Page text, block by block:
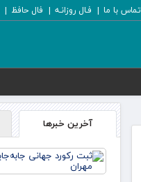
تماس با ما فـال روزانـه فال حافظ
آخرین خبرها